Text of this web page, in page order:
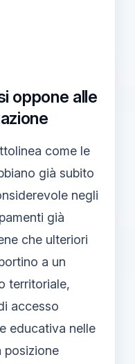
oppone alle
come le
già subito
negli
già
che ulteriori
a un
territoriale,
accesso
educativa nelle
posizione